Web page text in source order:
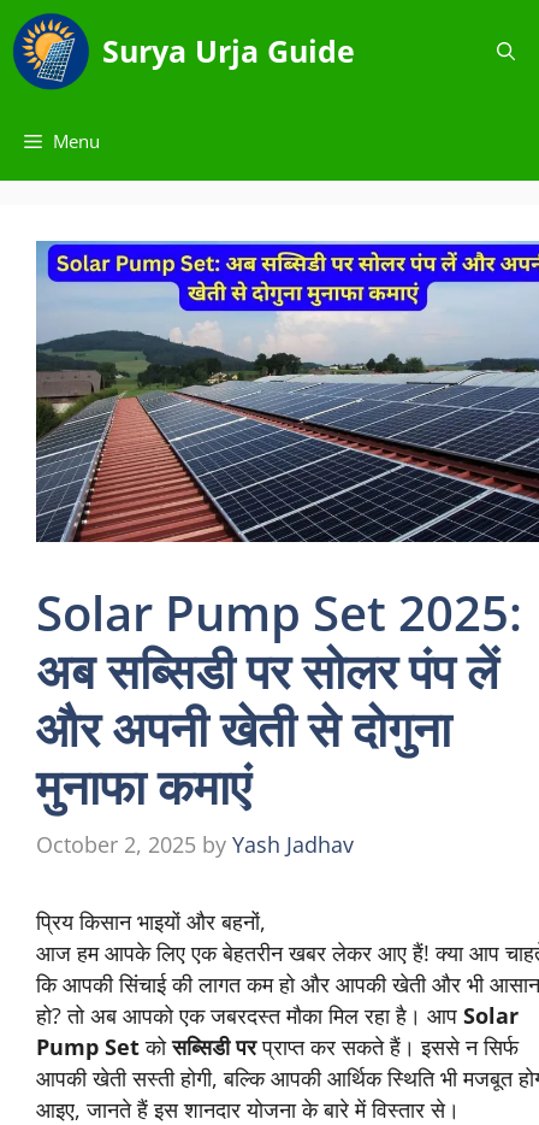
Skip
to
content
Surya Urja Guide
Menu
Solar Pump Set 2025:
अब सब्सिडी पर सोलर पंप लें
और अपनी खेती से दोगुना
मुनाफा कमाएं
October 2, 2025 by Yash Jadhav
प्रिय किसान भाइयों और बहनों,
आज हम आपके लिए एक बेहतरीन खबर लेकर आए हैं! क्या आप
कि आपकी सिंचाई की लागत कम हो और आपकी खेती और भी आसान
हो? तो अब आपको एक जबरदस्त मौका मिल रहा है। आप Solar
Pump Setकोसब्सिडी परप्राप्त कर सकते हैं। इससे न सिर्फ
आपकी खेती सस्ती होगी, बल्कि आपकी आर्थिक स्थिति भी मजबूत
आइए, जानते हैं इस शानदार योजना के बारे में विस्तार से।